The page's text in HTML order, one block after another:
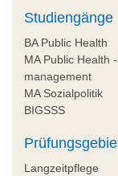
Studiengänge
BA Public Health
MA Public Health
management
MA Sozialpolitik
BIGSSS
Langzeitpflege